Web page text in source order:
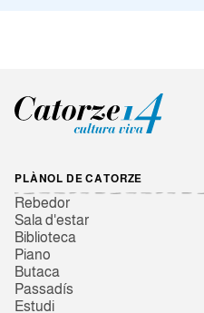
PLÀNOL DE CATORZE
Rebedor
Sala d'estar
Biblioteca
Piano
Butaca
Passadís
Estudi